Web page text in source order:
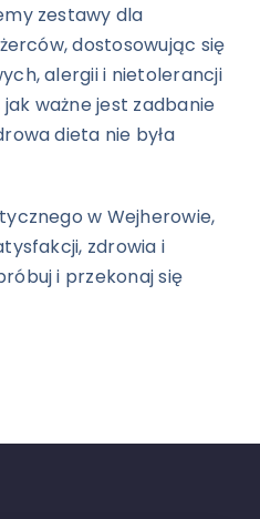
zestawy dla
dostosowując się
alergii i nietolerancji
ważne jest zadbanie
dieta nie była
w Wejherowie,
zdrowia i
i przekonaj się